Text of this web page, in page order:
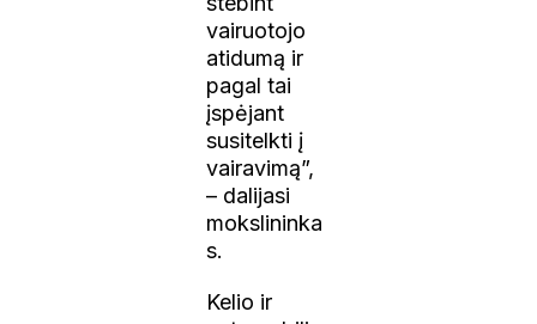
vairuotojo
atidumą ir
pagal tai
įspėjant
susitelkti į
vairavimą”,
– dalijasi
mokslininka
s.
Kelio ir